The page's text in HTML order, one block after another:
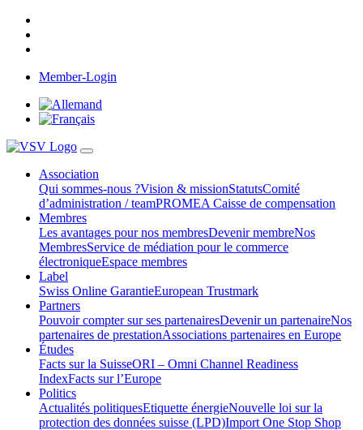
Member-Login
Association
Qui sommes-nous ?Vision & missionStatutsComité
d’administration / teamPROMEA Caisse de compensation
Membres
Les avantages pour nos membresDevenir membreNos
MembresService de médiation pour le commerce
électroniqueEspace membres
Label
Swiss Online GarantieEuropean Trustmark
Partners
Pouvoir compter sur ses partenairesDevenir un partenaireNos
partenaires de prestationAssociations partenaires en Europe
Études
Facts sur la SuisseORI – Omni Channel Readiness
IndexFacts sur l’Europe
Politics
Actualités politiquesEtiquette énergieNouvelle loi sur la
protection des données suisse (LPD)Import One Stop Shop